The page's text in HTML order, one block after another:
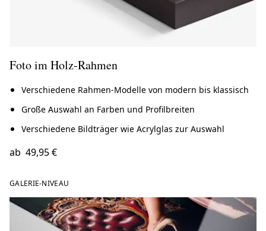
Foto im Holz-Rahmen
Verschiedene Rahmen-Modelle von modern bis klassisch
Große Auswahl an Farben und Profilbreiten
Verschiedene Bildträger wie Acrylglas zur Auswahl
ab 49,95 €
GALERIE-NIVEAU